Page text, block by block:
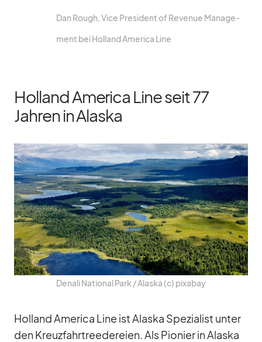
Dan Rough, Vice Pre­si­dent of Re­ve­nue Ma­nage­
ment bei Hol­land Ame­rica Line
Holland America Line seit 77
Jahren in Alaska
De­nali Na­tio­nal Park /​ Alaska (c) pix­a­bay
Hol­land Ame­rica Line ist Alaska Spe­zia­list un­ter
den Kreuz­fahr­tree­de­reien. Als Pio­nier in Alaska